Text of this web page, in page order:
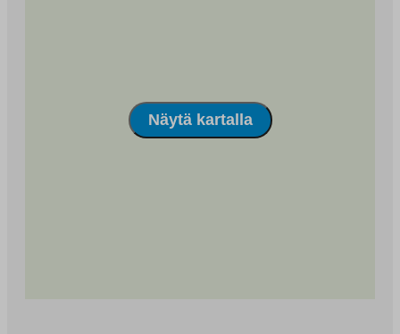
Näytä kartalla